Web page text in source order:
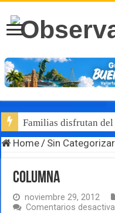
Familias disfrutan
Home / Sin Categorizar
Columna
noviembre 29, 2012
Comentarios